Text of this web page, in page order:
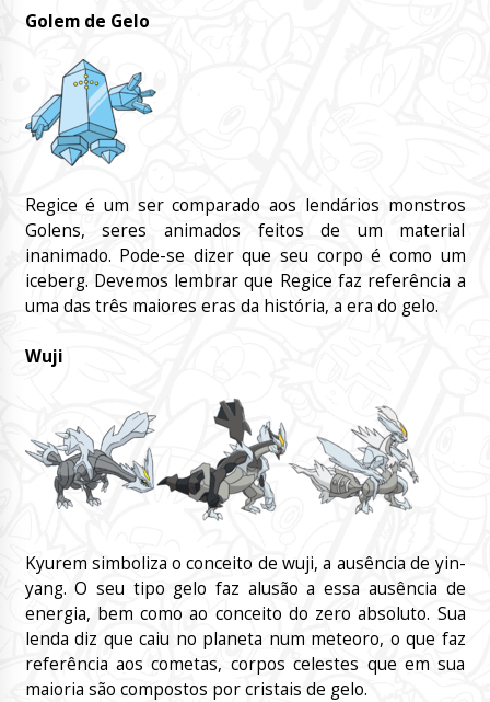
Golem de Gelo
Regice é um ser comparado aos lendários monstros
Golens, seres animados feitos de um material
inanimado. Pode-se dizer que seu corpo é como um
iceberg. Devemos lembrar que Regice faz referência a
uma das três maiores eras da história, a era do gelo.
Wuji
Kyurem simboliza o conceito de wuji, a ausência de yin-
yang. O seu tipo gelo faz alusão a essa ausência de
energia, bem como ao conceito do zero absoluto. Sua
lenda diz que caiu no planeta num meteoro, o que faz
referência aos cometas, corpos celestes que em sua
maioria são compostos por cristais de gelo.